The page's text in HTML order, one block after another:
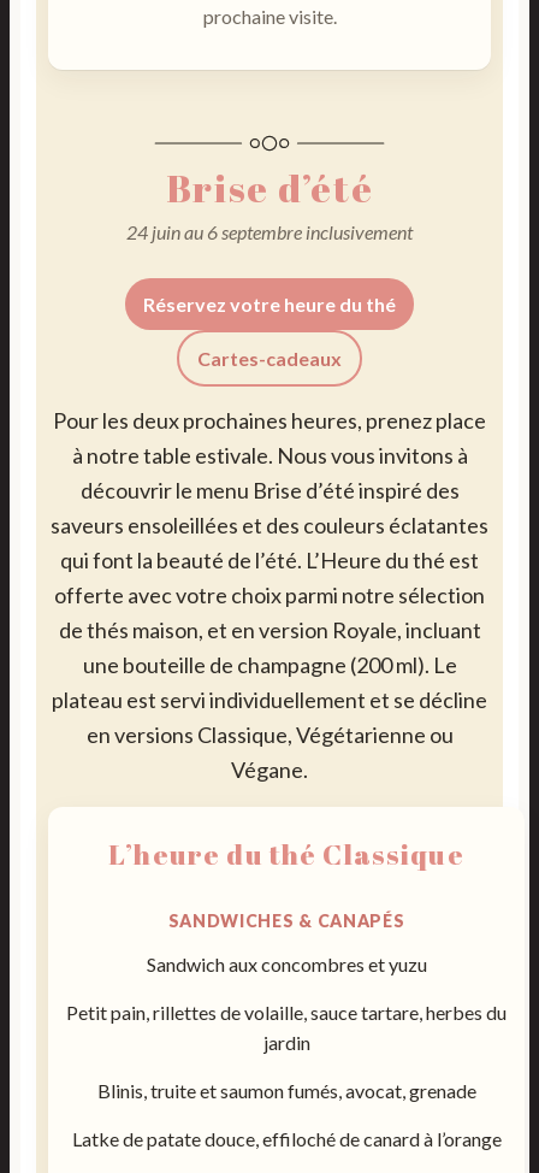
prochaine visite.
Brise d’été
24 juin au 6 septembre inclusivement
Réservez votre heure du thé
Cartes-cadeaux
Pour les deux prochaines heures, prenez place
à notre table estivale. Nous vous invitons à
découvrir le menu Brise d’été inspiré des
saveurs ensoleillées et des couleurs éclatantes
qui font la beauté de l’été. L’Heure du thé est
offerte avec votre choix parmi notre sélection
de thés maison, et en version Royale, incluant
une bouteille de champagne (200 ml). Le
plateau est servi individuellement et se décline
en versions Classique, Végétarienne ou
Végane.
L’heure du thé Classique
SANDWICHES & CANAPÉS
Sandwich aux concombres et yuzu
Petit pain, rillettes de volaille, sauce tartare, herbes du
jardin
Blinis, truite et saumon fumés, avocat, grenade
Latke de patate douce, effiloché de canard à l’orange